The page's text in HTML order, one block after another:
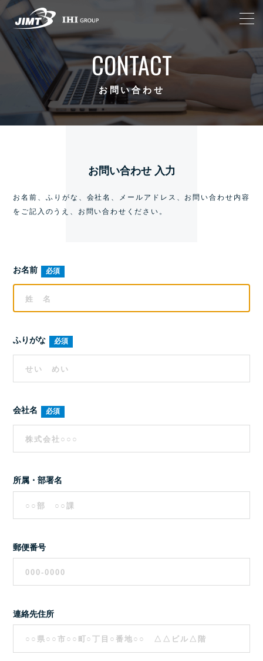
CONTACT
お問い合わせ
お問い合わせ 入力
お名前、ふりがな、会社名、メールアドレス、お問い合わせ内容
をご記入のうえ、 お問い合わせください。
お名前
ふりがな
会社名
所属・部署名
郵便番号
連絡先住所